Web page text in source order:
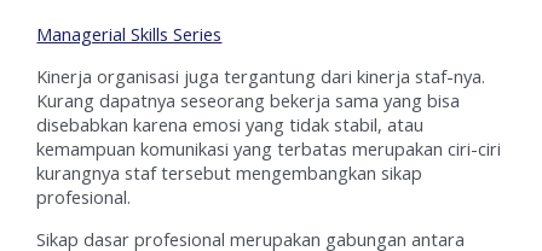
Managerial Skills Series
Kinerja organisasi juga tergantung dari kinerja staf-nya.
Kurang dapatnya seseorang bekerja sama yang bisa
disebabkan karena emosi yang tidak stabil, atau
kemampuan komunikasi yang terbatas merupakan ciri-ciri
kurangnya staf tersebut mengembangkan sikap
profesional.
Sikap dasar profesional merupakan gabungan antara